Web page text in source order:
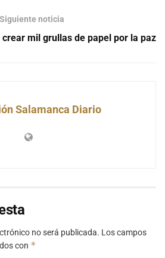
Siguiente noticia
mil grullas de papel por la paz
Salamanca Diario
no será publicada. Los campos
con *